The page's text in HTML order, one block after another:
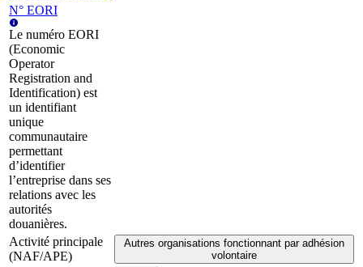
N° EORI
Le numéro EORI
(Economic
Operator
Registration and
Identification) est
un identifiant
unique
communautaire
permettant
d’identifier
l’entreprise dans ses
relations avec les
autorités
douanières.
Activité principale
(NAF/APE)
Autres organisations fonctionnant par adhésion
volontaire